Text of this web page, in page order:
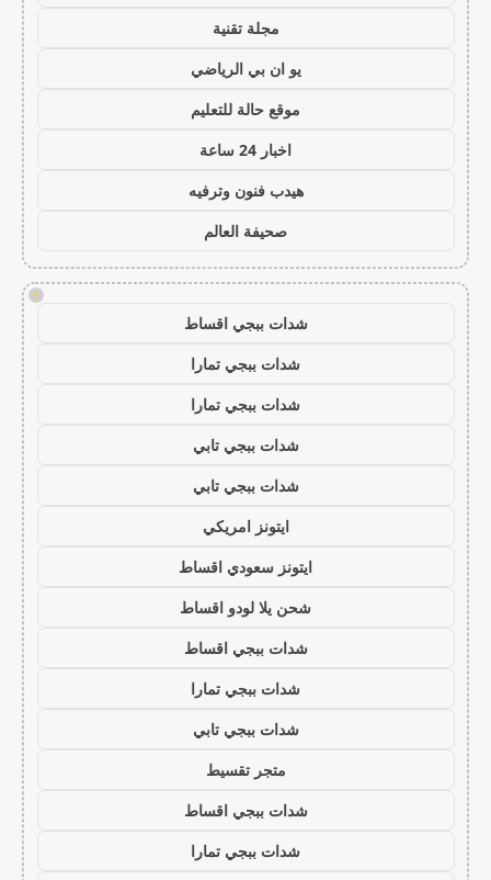
مجلة تقنية
يو ان بي الرياضي
موقع حالة للتعليم
اخبار 24 ساعة
هيدب فنون وترفيه
صحيفة العالم
!
شدات ببجي اقساط
شدات ببجي تمارا
شدات ببجي تمارا
شدات ببجي تابي
شدات ببجي تابي
ايتونز امريكي
ايتونز سعودي اقساط
شحن يلا لودو اقساط
شدات ببجي اقساط
شدات ببجي تمارا
شدات ببجي تابي
متجر تقسيط
شدات ببجي اقساط
شدات ببجي تمارا